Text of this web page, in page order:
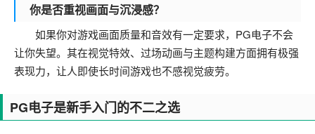
你是否重视画面与沉浸感？
如果你对游戏画面质量和音效有一定要求，PG电子不会
让你失望。其在视觉特效、过场动画与主题构建方面拥有极强
表现力，让人即使长时间游戏也不感视觉疲劳。
PG电子是新手入门的不二之选